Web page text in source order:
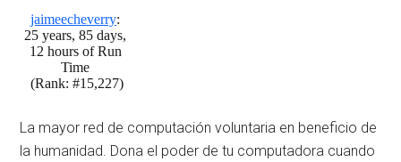
La mayor red de computación voluntaria en beneficio de
la humanidad. Dona el poder de tu computadora cuando